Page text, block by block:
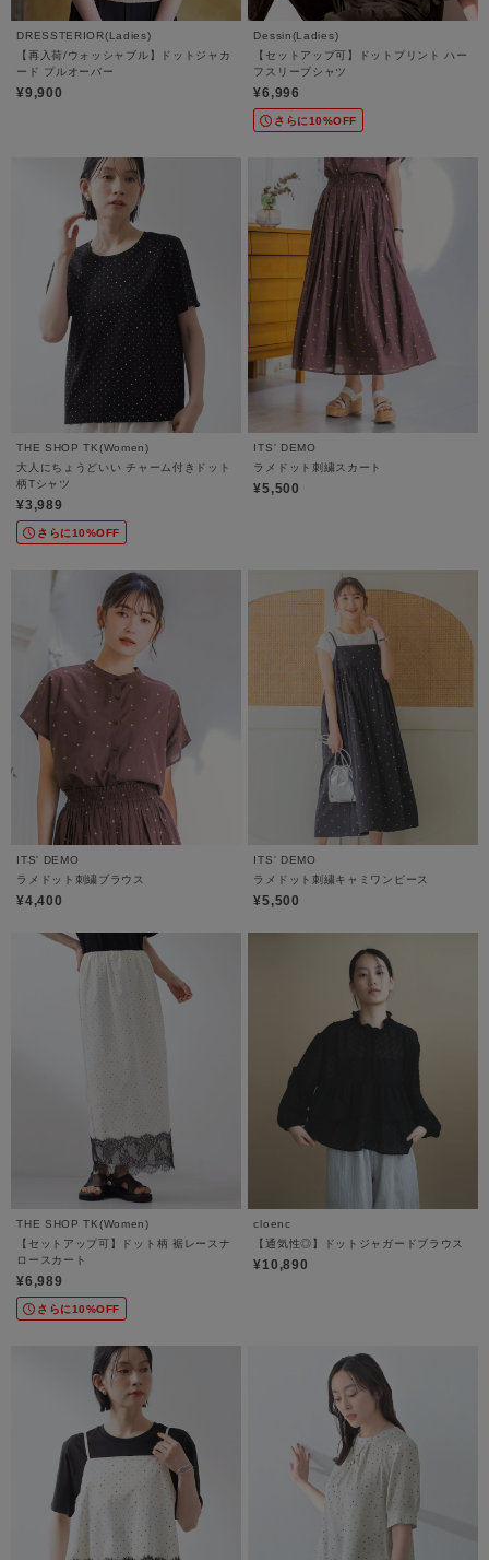
DRESSTERIOR(Ladies)
【再入荷/ウォッシャブル】ドットジャカ
ード プルオーバー
¥9,900
Dessin(Ladies)
【セットアップ可】ドットプリント ハー
フスリーブシャツ
¥6,996
さらに10%OFF
THE SHOP TK(Women)
大人にちょうどいい チャーム付きドット
柄Tシャツ
¥3,989
さらに10%OFF
ITS' DEMO
ラメドット刺繍スカート
¥5,500
ITS' DEMO
ラメドット刺繍ブラウス
¥4,400
ITS' DEMO
ラメドット刺繍キャミワンピース
¥5,500
THE SHOP TK(Women)
【セットアップ可】ドット柄 裾レースナ
ロースカート
¥6,989
さらに10%OFF
cloenc
【通気性◎】ドットジャガードブラウス
¥10,890